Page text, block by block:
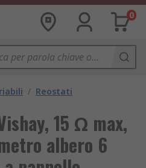
0
/ Reostati
15 Ω max,
albero 6